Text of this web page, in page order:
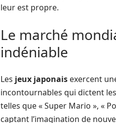
leur est propre.
Le marché
indéniable
Les jeux japonais exercent
incontournables qui dictent
telles que « Super Mario », «
captant l’imagination de